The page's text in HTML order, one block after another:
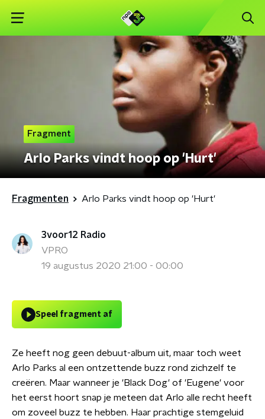
Fragment
Arlo Parks vindt hoop op 'Hurt'
Fragmenten Arlo Parks vindt hoop op 'Hurt'
3voor12 Radio
VPRO
19 augustus 2020 21:00 - 00:00
Speel fragment af
Ze heeft nog geen debuut-album uit, maar toch weet
Arlo Parks al een ontzettende buzz rond zichzelf te
creëren. Maar wanneer je 'Black Dog' of 'Eugene' voor
het eerst hoort snap je meteen dat Arlo alle recht heeft
om zoveel buzz te hebben. Haar prachtige stemgeluid